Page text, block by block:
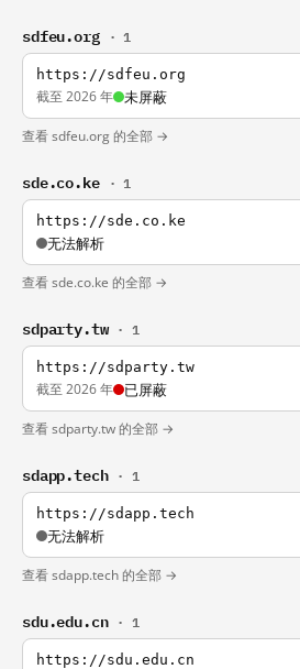
sdfeu.org · 1
https://sdfeu.org
截至 2026 年 未屏蔽
查看 sdfeu.org 的全部 →
sde.co.ke · 1
https://sde.co.ke
无法解析
查看 sde.co.ke 的全部 →
sdparty.tw · 1
https://sdparty.tw
截至 2026 年 已屏蔽
查看 sdparty.tw 的全部 →
sdapp.tech · 1
https://sdapp.tech
无法解析
查看 sdapp.tech 的全部 →
sdu.edu.cn · 1
https://sdu.edu.cn